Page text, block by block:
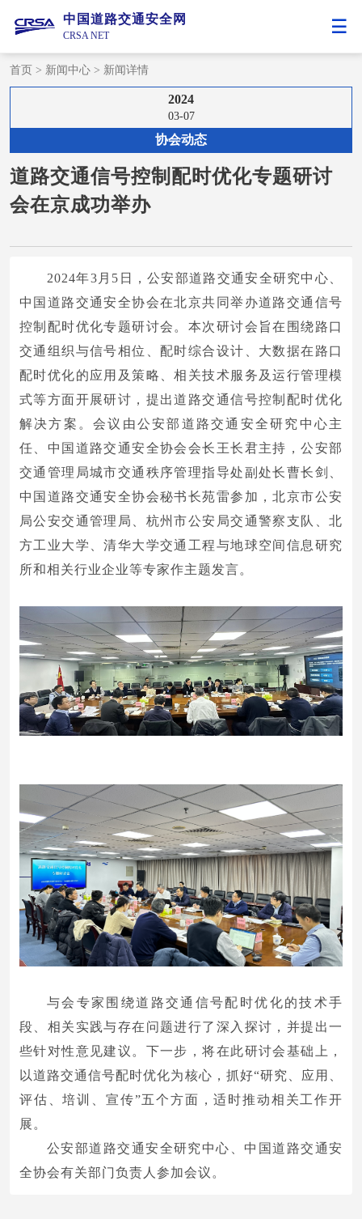
中国道路交通安全网
CRSA NET
首页 > 新闻中心 > 新闻详情
2024
03-07
协会动态
道路交通信号控制配时优化专题研讨
会在京成功举办
2024年3月5日，公安部道路交通安全研究中心、
中国道路交通安全协会在北京共同举办道路交通信号
控制配时优化专题研讨会。本次研讨会旨在围绕路口
交通组织与信号相位、配时综合设计、大数据在路口
配时优化的应用及策略、相关技术服务及运行管理模
式等方面开展研讨，提出道路交通信号控制配时优化
解决方案。会议由公安部道路交通安全研究中心主
任、中国道路交通安全协会会长王长君主持，公安部
交通管理局城市交通秩序管理指导处副处长曹长剑、
中国道路交通安全协会秘书长苑雷参加，北京市公安
局公安交通管理局、杭州市公安局交通警察支队、北
方工业大学、清华大学交通工程与地球空间信息研究
所和相关行业企业等专家作主题发言。
与会专家围绕道路交通信号配时优化的技术手
段、相关实践与存在问题进行了深入探讨，并提出一
些针对性意见建议。下一步，将在此研讨会基础上，
以道路交通信号配时优化为核心，抓好“研究、应用、
评估、培训、宣传”五个方面，适时推动相关工作开
展。
公安部道路交通安全研究中心、中国道路交通安
全协会有关部门负责人参加会议。